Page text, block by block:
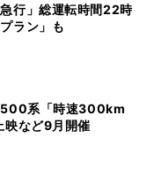
行」総運転時間22時
ラン」も
500系「時速300km
映など9月開催